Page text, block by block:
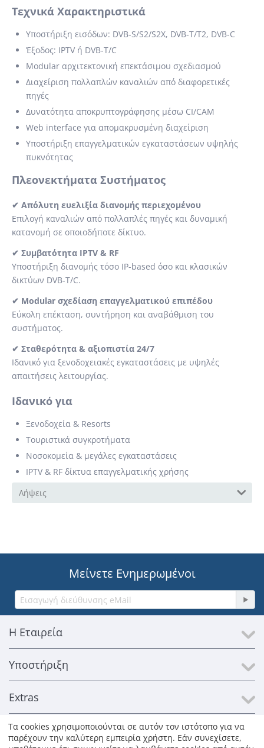
Τεχνικά Χαρακτηριστικά
Υποστήριξη εισόδων: DVB-S/S2/S2X, DVB-T/T2, DVB-C
Έξοδος: IPTV ή DVB-T/C
Modular αρχιτεκτονική επεκτάσιμου σχεδιασμού
Διαχείριση πολλαπλών καναλιών από διαφορετικές
πηγές
Δυνατότητα αποκρυπτογράφησης μέσω CI/CAM
Web interface για απομακρυσμένη διαχείριση
Υποστήριξη επαγγελματικών εγκαταστάσεων υψηλής
πυκνότητας
Πλεονεκτήματα Συστήματος
✔ Απόλυτη ευελιξία διανομής περιεχομένου
Επιλογή καναλιών από πολλαπλές πηγές και δυναμική
κατανομή σε οποιοδήποτε δίκτυο.
✔ Συμβατότητα IPTV & RF
Υποστήριξη διανομής τόσο IP-based όσο και κλασικών
δικτύων DVB-T/C.
✔ Modular σχεδίαση επαγγελματικού επιπέδου
Εύκολη επέκταση, συντήρηση και αναβάθμιση του
συστήματος.
✔ Σταθερότητα & αξιοπιστία 24/7
Ιδανικό για ξενοδοχειακές εγκαταστάσεις με υψηλές
απαιτήσεις λειτουργίας.
Ιδανικό για
Ξενοδοχεία & Resorts
Τουριστικά συγκροτήματα
Νοσοκομεία & μεγάλες εγκαταστάσεις
IPTV & RF δίκτυα επαγγελματικής χρήσης
Λήψεις
Μείνετε Ενημερωμένοι
Η Εταιρεία
Υποστήριξη
Extras
Επικοινωνία
Τα cookies χρησιμοποιούνται σε αυτόν τον ιστότοπο για να
παρέχουν την καλύτερη εμπειρία χρήστη. Εάν συνεχίσετε,